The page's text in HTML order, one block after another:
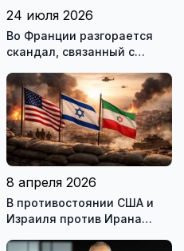
24 июля 2026
Во Франции разгорается
скандал, связанный с
государственными
служащими
8 апреля 2026
В противостоянии США и
Израиля против Ирана